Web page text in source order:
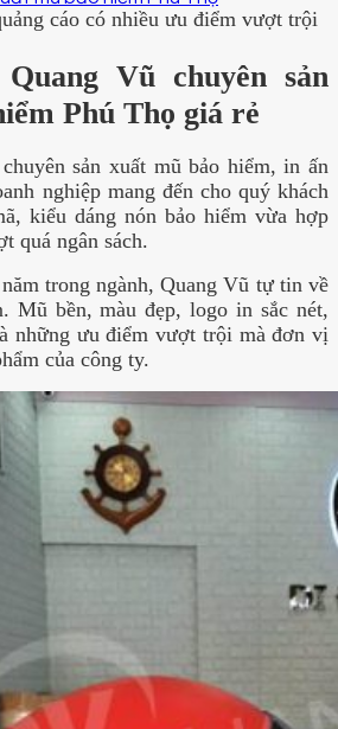
cáo có nhiều ưu điểm vượt trội
Vũ chuyên sản
Phú Thọ giá rẻ
sản xuất mũ bảo hiểm, in ấn
nghiệp mang đến cho quý khách
kiểu dáng nón bảo hiểm vừa hợp
quá ngân sách.
trong ngành, Quang Vũ tự tin về
Mũ bền, màu đẹp, logo in sắc nét,
những ưu điểm vượt trội mà đơn vị
của công ty.